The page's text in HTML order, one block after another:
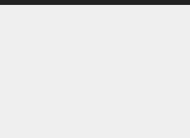
ارتباط با صندوق